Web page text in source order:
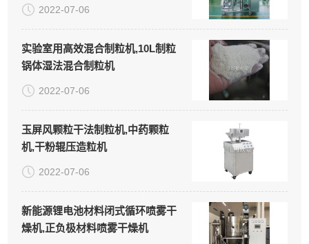
2022-07-06
实验室用高效混合制粒机,10L制粒
锅体湿法混合制粒机
2022-07-06
玉屏风颗粒干法制粒机,中药颗粒
机,干粉辊压造粒机
2022-07-06
新能源锂电池材料闭式循环喷雾干
燥机,正负极材料喷雾干燥机